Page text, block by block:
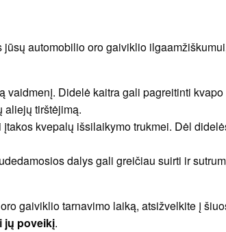
jūsų automobilio oro gaiviklio
vaidmenį. Didelė kaitra gali pagreitinti kvapo
aliejų tirštėjimą.
kvepalų išsilaikymo trukmei. Dėl
dalys gali greičiau suirti ir
gaiviklio tarnavimo laiką, atsižvelkite į
jų poveikį.